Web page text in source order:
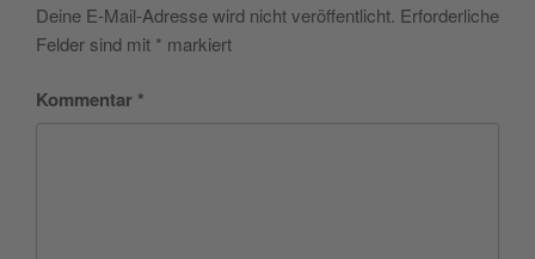
Deine E-Mail-Adresse wird nicht veröffentlicht. Erforderliche
Felder sind mit * markiert
Kommentar *